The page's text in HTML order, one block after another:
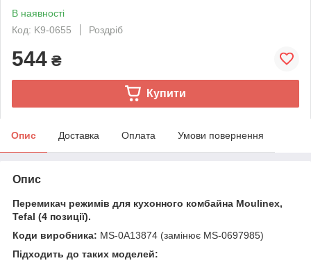
В наявності
Код: K9-0655
Роздріб
544 ₴
Купити
Опис Доставка Оплата Умови повернення
Опис
Перемикач режимів для кухонного комбайна Moulinex,
Tefal (4 позиції).
Коди виробника: MS-0A13874 (замінює MS-0697985)
Підходить до таких моделей: